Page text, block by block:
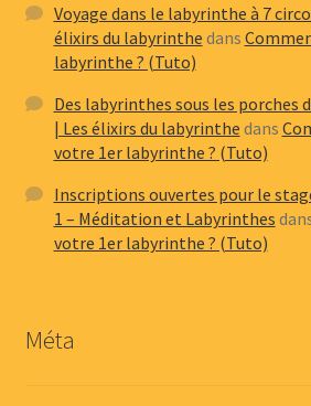
Voyage dans le labyrinthe à 7
élixirs du labyrinthe dans
labyrinthe ? (Tuto)
Des labyrinthes sous les porches
| Les élixirs du labyrinthe dans
votre 1er labyrinthe ? (Tuto)
Inscriptions ouvertes pour le
1 – Méditation et Labyrinthes
votre 1er labyrinthe ? (Tuto)
Méta